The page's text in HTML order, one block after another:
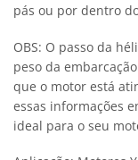
pás ou por dentro
OBS: O passo da
peso da
que o motor está
essas informações
ideal para o seu